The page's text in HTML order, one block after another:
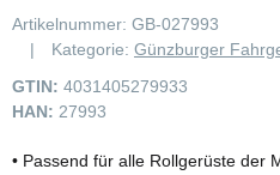
Artikelnummer: GB-027993
Kategorie: Günzburger
GTIN: 4031405279933
HAN: 27993
• Passend für alle Rollgerüste der